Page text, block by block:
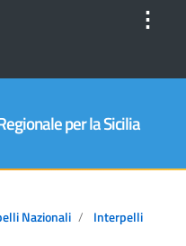
⋮
per la Sicilia
Nazionali Interpelli